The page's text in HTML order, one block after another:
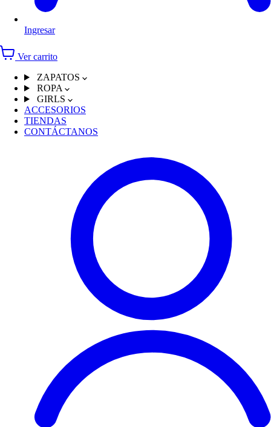
Ingresar
Ver carrito
ZAPATOS
ROPA
GIRLS
ACCESORIOS
TIENDAS
CONTÁCTANOS